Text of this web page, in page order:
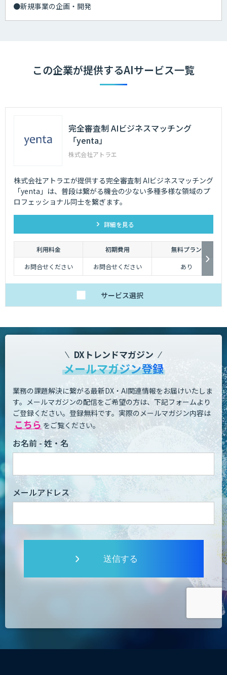
●新規事業の企画・開発
この企業が提供するAIサービス一覧
完全審査制 AIビジネスマッチング
「yenta」
株式会社アトラエ
株式会社アトラエが提供する完全審査制 AIビジネスマッチング
「yenta」は、普段は繋がる機会の少ない多種多様な領域のプ
ロフェッショナル同士を繋ぎます。
詳細を見る
利用料金 初期費用
無料プラン
お問合せください
お問合せください あり
サービス選択
DXトレンドマガジン
メールマガジン登録
業務の課題解決に繋がる最新DX・AI関連情報をお届けいたしま
す。 メールマガジンの配信をご希望の方は、下記フォームより
ご登録ください。登録無料です。 実際のメールマガジン内容は
こちら をご覧ください。
お名前 - 姓・名
メールアドレス
送信する